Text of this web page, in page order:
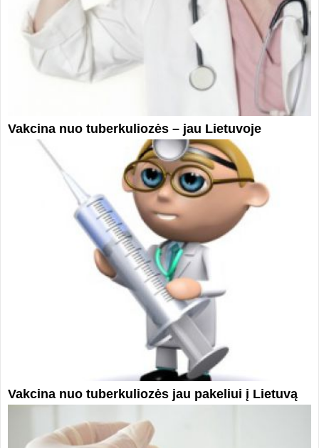
Vakcina nuo tuberkuliozės – jau Lietuvoje
Vakcina nuo tuberkuliozės jau pakeliui į Lietuvą